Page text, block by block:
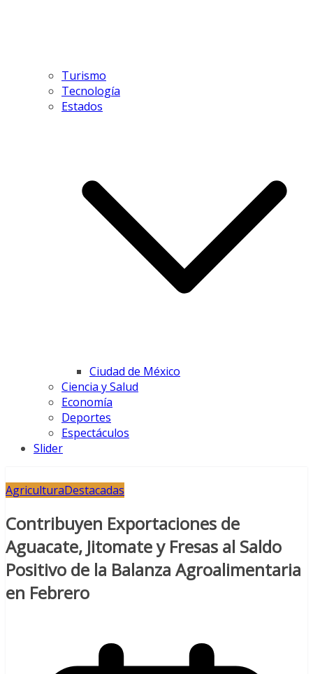
Turismo
Tecnología
Estados
Ciudad de México
Ciencia y Salud
Economía
Deportes
Espectáculos
Slider
AgriculturaDestacadas
Contribuyen Exportaciones de
Aguacate, Jitomate y Fresas al Saldo
Positivo de la Balanza Agroalimentaria
en Febrero